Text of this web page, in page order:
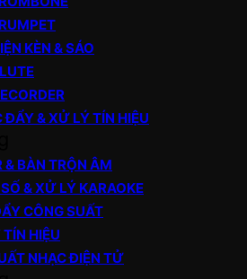
KÈN & SÁO
ĐẨY & XỬ LÝ TÍN HIỆU
& BÀN TRỘN ÂM
& XỬ LÝ KARAOKE
CÔNG SUẤT
HIỆU
NHẠC ĐIỆN TỬ